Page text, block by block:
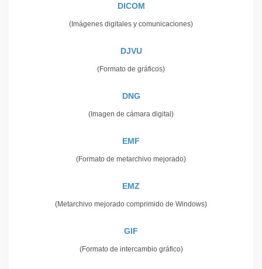
DICOM
(Imágenes digitales y comunicaciones)
DJVU
(Formato de gráficos)
DNG
(Imagen de cámara digital)
EMF
(Formato de metarchivo mejorado)
EMZ
(Metarchivo mejorado comprimido de Windows)
GIF
(Formato de intercambio gráfico)